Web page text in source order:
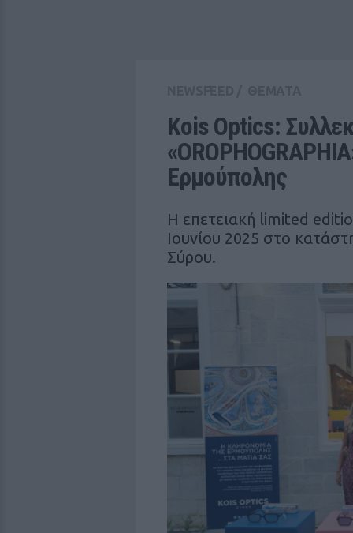
Kois Optics:
Ερμούπολης
Η επετειακή limited
Ιουνίου 2025 στο
Σύρου.